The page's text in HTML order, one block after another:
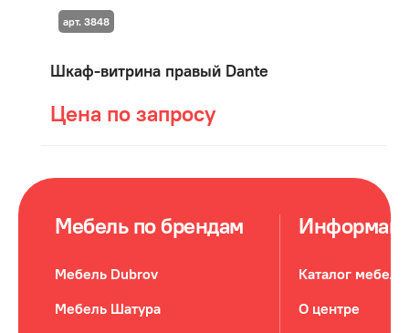
Шкаф-витрина правый Dante
Цена по запросу
арт. 3848
Мебель по брендам
Мебель Dubrov
Мебель Шатура
Каталог мебели
О центре